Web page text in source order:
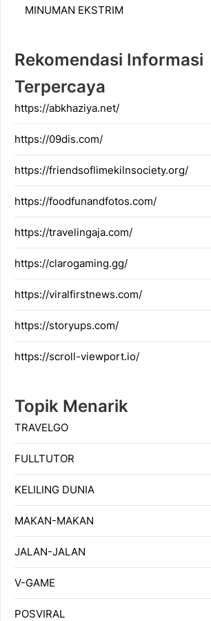
MINUMAN EKSTRIM
Rekomendasi Informasi
Terpercaya
https://abkhaziya.net/
https://09dis.com/
https://friendsoflimekilnsociety.org/
https://foodfunandfotos.com/
https://travelingaja.com/
https://clarogaming.gg/
https://viralfirstnews.com/
https://storyups.com/
https://scroll-viewport.io/
Topik Menarik
TRAVELGO
FULLTUTOR
KELILING DUNIA
MAKAN-MAKAN
JALAN-JALAN
V-GAME
POSVIRAL